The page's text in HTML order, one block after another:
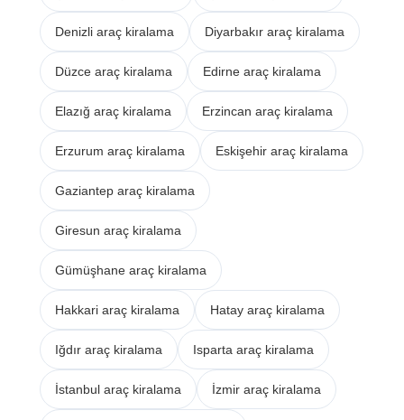
Denizli araç kiralama Diyarbakır araç kiralama
Düzce araç kiralama Edirne araç kiralama
Elazığ araç kiralama Erzincan araç kiralama
Erzurum araç kiralama Eskişehir araç kiralama
Gaziantep araç kiralama
Giresun araç kiralama
Gümüşhane araç kiralama
Hakkari araç kiralama Hatay araç kiralama
Iğdır araç kiralama Isparta araç kiralama
İstanbul araç kiralama İzmir araç kiralama